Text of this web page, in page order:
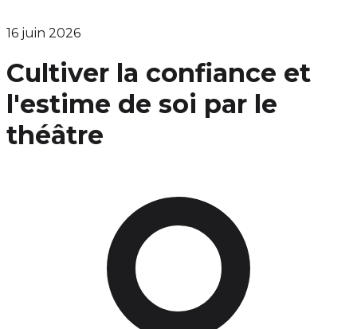
16 juin 2026
Cultiver la confiance et
l'estime de soi par le
théâtre